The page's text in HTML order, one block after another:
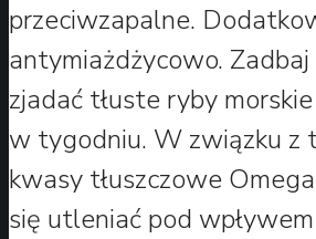
przeciwzapalne.
antymiażdżycowo.
zjadać tłuste ryby
w tygodniu. W związku z
kwasy tłuszczowe
się utleniać pod